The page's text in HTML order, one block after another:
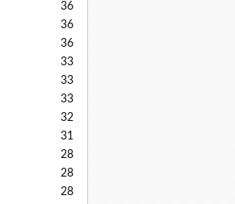
36
36
36
33
33
33
32
31
28
28
28